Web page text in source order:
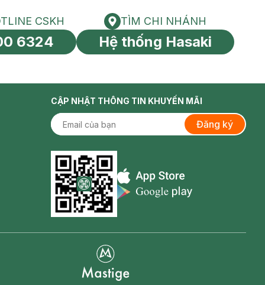
toàn cầu
HOTLINE CSKH
CSKH
6324
Tìm chi nhánh
TÌM CHI NHÁNH
Hệ thống Hasaki
CẬP NHẬT THÔNG TIN KHUYẾN MÃI
Đăng ký
Appstore icon